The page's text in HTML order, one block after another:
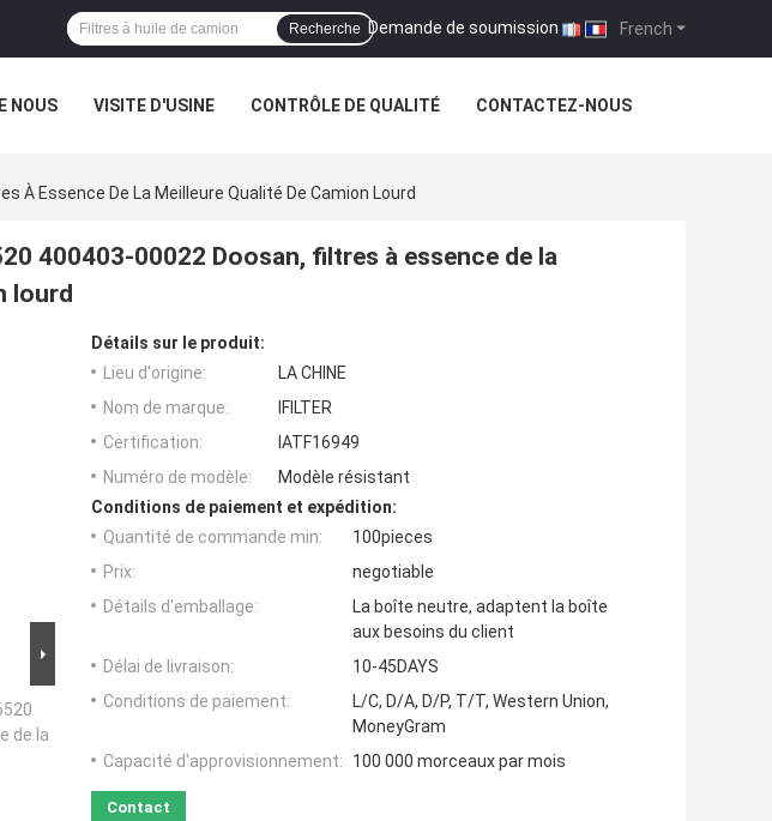
French
Demande de soumission |
Recherche
NOUS VISITE D'USINE CONTRÔLE DE QUALITÉ CONTACTEZ-NOUS
À Essence De La Meilleure Qualité De Camion Lourd
400403-00022 Doosan, filtres à essence de la
lourd
de la
Détails sur le produit:
Lieu d'origine:
LA CHINE
Nom de marque:
IFILTER
Certification:
IATF16949
Numéro de modèle:
Modèle résistant
Conditions de paiement et expédition:
Quantité de commande min:
100pieces
Prix:
negotiable
Détails d'emballage:
La boîte neutre, adaptent la boîte
aux besoins du client
Délai de livraison:
10-45DAYS
Conditions de paiement:
L/C, D/A, D/P, T/T, Western Union,
MoneyGram
Capacité d'approvisionnement:
100 000 morceaux par mois
Contact